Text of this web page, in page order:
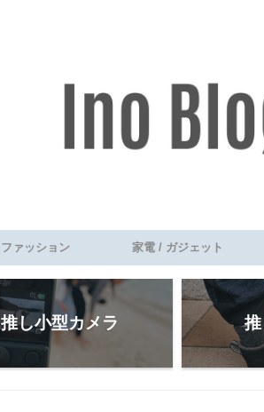
ファッション 家電 / ガジェット
推し小型カメラ